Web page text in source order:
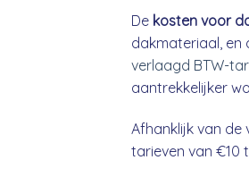
De kosten voor
dakmateriaal, en
verlaagd BTW-
aantrekkelijker
Afhanklijk van de
tarieven van €10